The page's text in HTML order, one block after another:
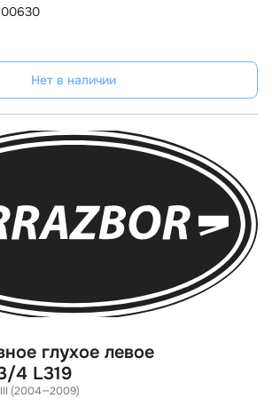
Нет в наличии
глухое левое
4 L319
(2004—2009)